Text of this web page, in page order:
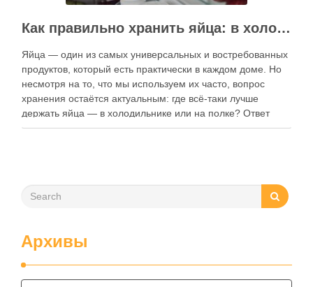
Как правильно хранить яйца: в холодильнике или на полке?
Яйца — один из самых универсальных и востребованных
продуктов, который есть практически в каждом доме. Но
несмотря на то, что мы используем их часто, вопрос
хранения остаётся актуальным: где всё-таки лучше
держать яйца — в холодильнике или на полке? Ответ
зависит от нескольких факторов, включая температуру
Архивы